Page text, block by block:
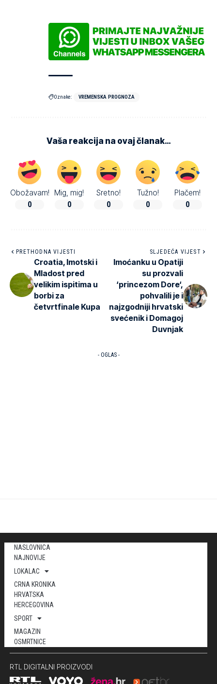
Oznake: VREMENSKA PROGNOZA
Vaša reakcija na ovaj članak…
Obožavam!
0
Mig, mig!
0
Sretno!
0
Tužno!
0
Plačem!
0
PRETHODNA VIJESTI
Croatia, Imotski i
Mladost pred
velikim ispitima u
borbi za
četvrtfinale Kupa
SLJEDEĆA VIJEST
Imoćanku u Opatiji
su prozvali
‘princezom Dore‘,
pohvalili je i
najzgodniji hrvatski
svećenik i Domagoj
Duvnjak
- OGLAS -
NASLOVNICA
NAJNOVIJE
LOKALAC
CRNA KRONIKA
HRVATSKA
HERCEGOVINA
SPORT
MAGAZIN
OSMRTNICE
RTL DIGITALNI PROIZVODI